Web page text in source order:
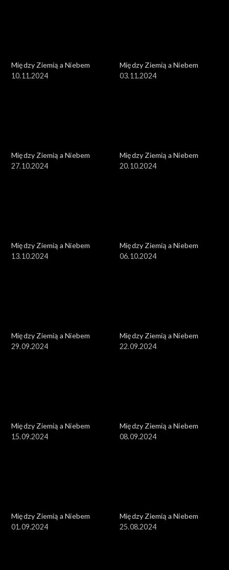
Między Ziemią a Niebem
10.11.2024
Między Ziemią a Niebem
03.11.2024
Między Ziemią a Niebem
27.10.2024
Między Ziemią a Niebem
20.10.2024
Między Ziemią a Niebem
13.10.2024
Między Ziemią a Niebem
06.10.2024
Między Ziemią a Niebem
29.09.2024
Między Ziemią a Niebem
22.09.2024
Między Ziemią a Niebem
15.09.2024
Między Ziemią a Niebem
08.09.2024
Między Ziemią a Niebem
01.09.2024
Między Ziemią a Niebem
25.08.2024